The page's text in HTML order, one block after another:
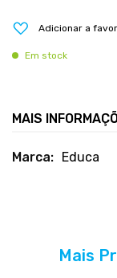
Adicionar a
Em stock
MAIS
Mais
Educa
Mais